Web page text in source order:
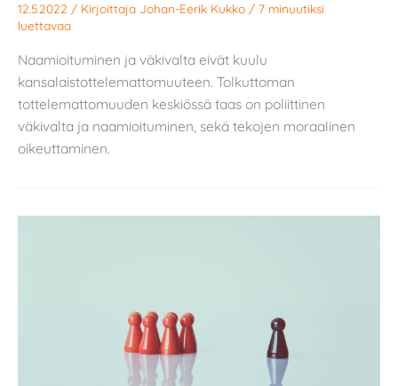
12.5.2022 / Kirjoittaja Johan-Eerik Kukko / 7 minuutiksi
luettavaa
Naamioituminen ja väkivalta eivät kuulu
kansalaistottelemattomuuteen. Tolkuttoman
tottelemattomuuden keskiössä taas on poliittinen
väkivalta ja naamioituminen, sekä tekojen moraalinen
oikeuttaminen.